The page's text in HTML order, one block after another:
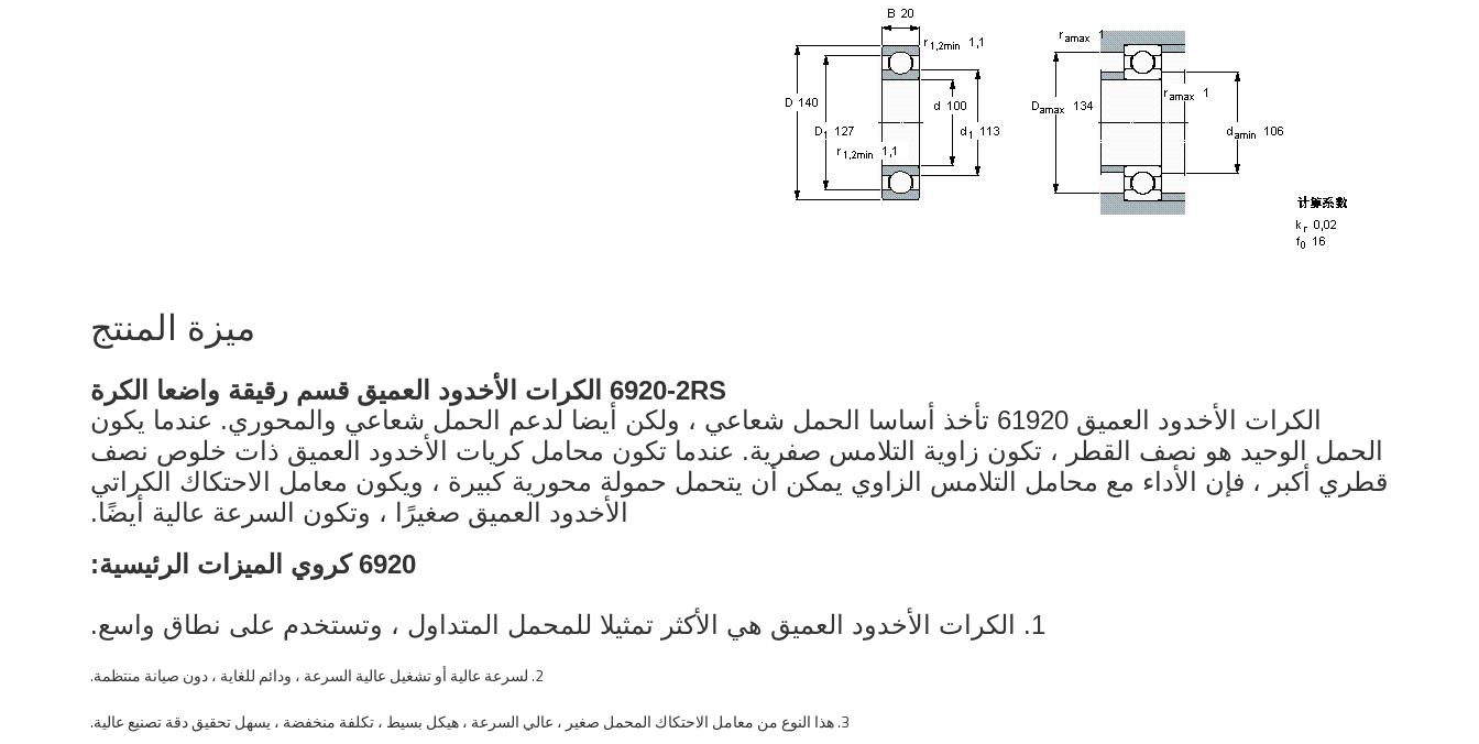
ميزة المنتج
6920-2RS الكرات الأخدود العميق قسم رقيقة واضعا الكرة
الكرات الأخدود العميق 61920 تأخذ أساسا الحمل شعاعي ، ولكن أيضا لدعم الحمل شعاعي والمحوري. عندما يكون
الحمل الوحيد هو نصف القطر ، تكون زاوية التلامس صفرية. عندما تكون محامل كريات الأخدود العميق ذات خلوص نصف
قطري أكبر ، فإن الأداء مع محامل التلامس الزاوي يمكن أن يتحمل حمولة محورية كبيرة ، ويكون معامل الاحتكاك الكراتي
الأخدود العميق صغيرًا ، وتكون السرعة عالية أيضًا.
6920 كروي الميزات الرئيسية:
1. الكرات الأخدود العميق هي الأكثر تمثيلا للمحمل المتداول ، وتستخدم على نطاق واسع.
2. لسرعة عالية أو تشغيل عالية السرعة ، ودائم للغاية ، دون صيانة منتظمة.
3. هذا النوع من معامل الاحتكاك المحمل صغير ، عالي السرعة ، هيكل بسيط ، تكلفة منخفضة ، يسهل تحقيق دقة تصنيع عالية.